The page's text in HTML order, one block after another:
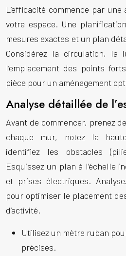
L’efficacité commence par
votre espace. Une
mesures exactes et un plan
Considérez la circulation, la
l’emplacement des points
pièce pour un aménagement
Analyse détaillée de
Avant de commencer, prenez
chaque mur, notez la
identifiez les obstacles
Esquissez un plan à l’échelle
et prises électriques.
pour optimiser le placement
d’activité.
Utilisez un mètre ruban
précises.